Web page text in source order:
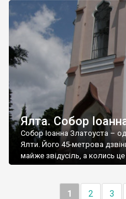
Ялта. Собор
Собор Іоанна Златоуста –
Ялти. Його 45-метрова
майже звідусіль, а колись
1 2 3